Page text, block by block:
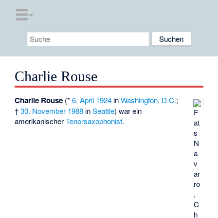
Charlie Rouse
F
at
s
N
a
v
ar
ro
,
C
h
Charlie Rouse (*6. April 1924 inWashington, D.C.;
†30. November 1988 inSeattle) war ein
amerikanischerTenorsaxophonist.